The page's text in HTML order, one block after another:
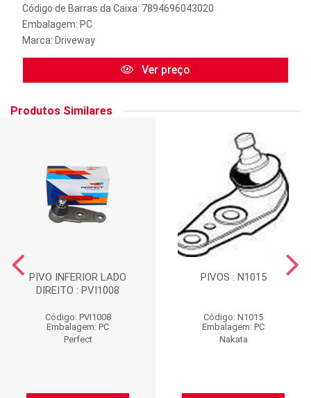
Código de Barras da Caixa: 7894696043020
Embalagem: PC
Marca: Driveway
Ver preço
Produtos Similares
PIVO INFERIOR LADO
DIREITO : PVI1008
Código: PVI1008
Embalagem: PC
Perfect
PIVOS : N1015
Código: N1015
Embalagem: PC
Nakata